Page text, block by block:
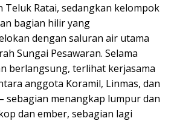
Teluk Ratai, sedangkan kelompok
bagian hilir yang
dengan saluran air utama
Sungai Pesawaran. Selama
berlangsung, terlihat kerjasama
anggota Koramil, Linmas, dan
sebagian menangkap lumpur dan
dan ember, sebagian lagi